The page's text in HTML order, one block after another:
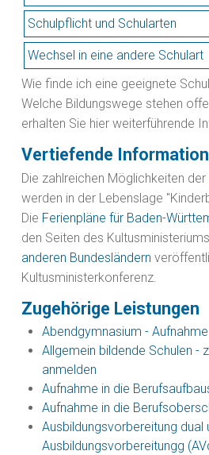
Schulpflicht und Schularten
Wechsel in eine andere Schulart
Wie finde ich eine geeignete
Welche Bildungswege stehen
erhalten Sie hier weiterführende
Vertiefende
Die zahlreichen Möglichkeiten der
werden in der Lebenslage
Die Ferienpläne für Baden-
den Seiten des
anderen Bundesländern
Kultusministerkonferenz.
Zugehörige Leistungen
Abendgymnasium -
Allgemein bildende Schulen -
anmelden
Aufnahme in die
Aufnahme in die
Ausbildungsvorbereitung dual
Ausbildungsvorbereitungg